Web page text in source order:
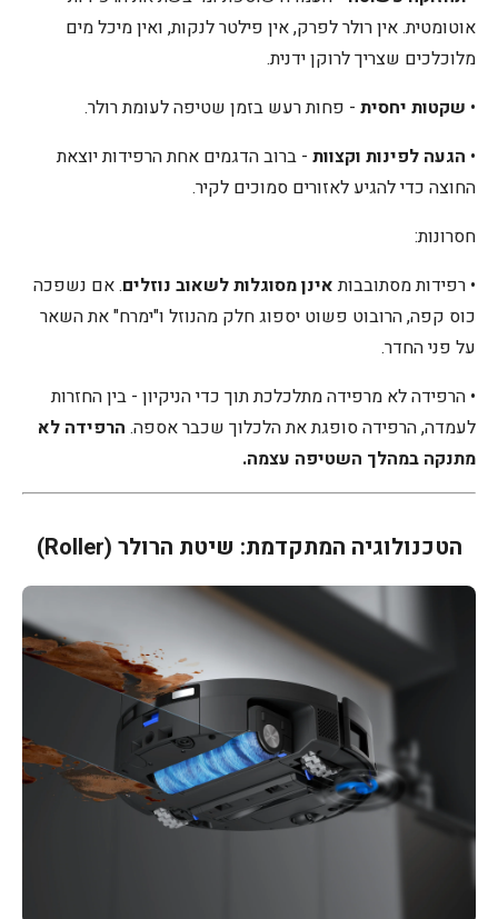
אוטומטית. אין רולר לפרק, אין פילטר לנקות, ואין מיכל מים
מלוכלכים שצריך לרוקן ידנית.
• שקטות יחסית - פחות רעש בזמן שטיפה לעומת רולר.
• הגעה לפינות וקצוות - ברוב הדגמים אחת הרפידות יוצאת
החוצה כדי להגיע לאזורים סמוכים לקיר.
חסרונות:
• רפידות מסתובבותאינן מסוגלות לשאוב נוזלים. אם נשפכה
כוס קפה, הרובוט פשוט יספוג חלק מהנוזל ו"ימרח" את השאר
על פני החדר.
• הרפידה לא מרפידה מתלכלכת תוך כדי הניקיון - בין החזרות
לעמדה, הרפידה סופגת את הלכלוך שכבר אספה. הרפידה לא
מתנקה במהלך השטיפה עצמה.
הטכנולוגיה המתקדמת: שיטת הרולר (Roller)